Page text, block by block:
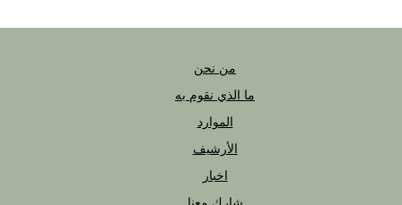
من نحن
ما الذي نقوم به
الموارد
الأرشيف
اخبار